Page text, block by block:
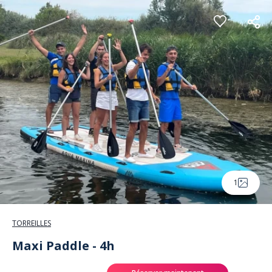
Panneau de gestion des cookies
1
TORREILLES
Maxi Paddle - 4h